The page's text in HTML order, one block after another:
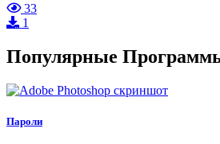
33
1
Популярные
Пароли